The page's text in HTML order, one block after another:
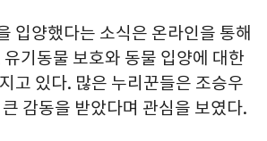
입양했다는 소식은 온라인을 통해
기동물 보호와 동물 입양에 대한
고 있다. 많은 누리꾼들은 조승우
감동을 받았다며 관심을 보였다.